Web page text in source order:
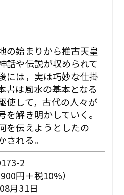
の始まりから推古天皇
話や伝説が収められて
には，実は巧妙な仕掛
書は風水の基本となる
使して，古代の人々が
解き明かしていく。
を伝えようとしたの
れる。
2
円＋税10%）
月31日